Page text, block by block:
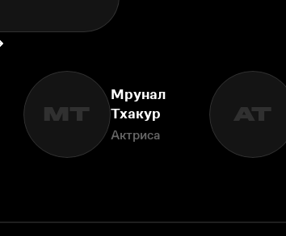
МТ
Мрунал
Тхакур
Актриса
АТ